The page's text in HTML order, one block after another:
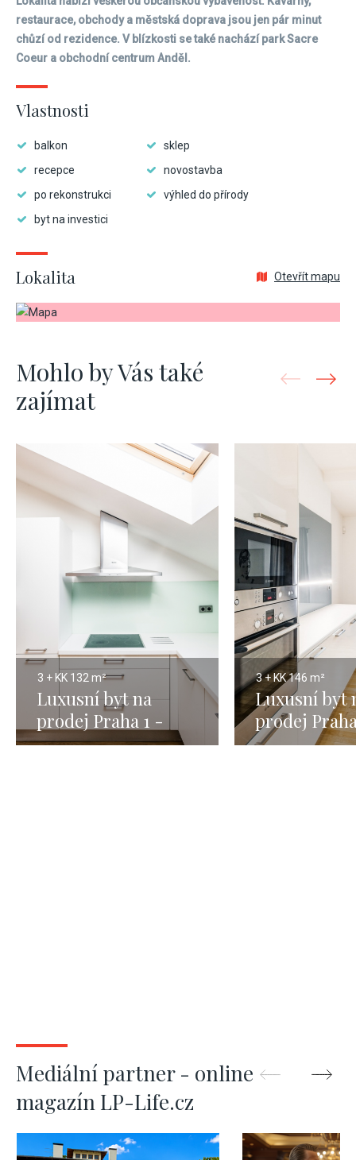
restaurace, obchody a městská doprava jsou jen pár minut
chůzí od rezidence. V blízkosti se také nachází park Sacre
Coeur a obchodní centrum Anděl.
Vlastnosti
balkon
sklep
recepce
novostavba
po rekonstrukci
výhled do přírody
byt na investici
Lokalita Otevřít mapu
Mohlo by Vás také
zajímat
3 + KK 132 m²
Luxusní byt na
prodej Praha 1 -
Nové Město - 132m
3 + KK146 m²
Luxusní byt
prodej
Malá Strana
Mediální partner - online
magazín LP-Life.cz